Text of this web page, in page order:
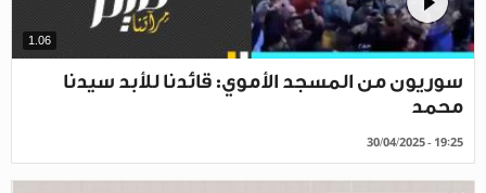
1.06
سوريون من المسجد الأموي: قائدنا للأبد سيدنا
محمد
30/04/2025 - 19:25